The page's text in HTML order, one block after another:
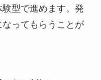
型で進めます。発
ってもらうことが